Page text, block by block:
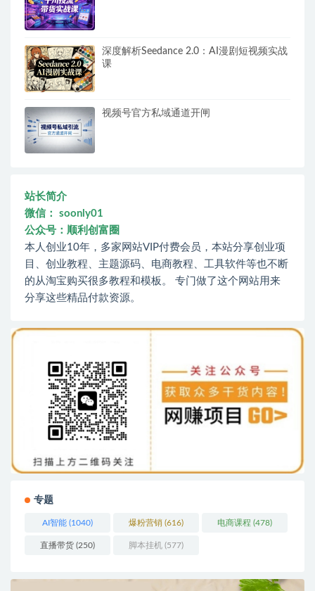
深度解析Seedance 2.0：AI漫剧短视频实战
课
视频号官方私域通道开闸
站长简介
微信： soonly01
公众号：顺利创富圈
本人创业10年，多家网站VIP付费会员，本站分享创业项
目、创业教程、主题源码、电商教程、工具软件等也不断
的从淘宝购买很多教程和模板。 专门做了这个网站用来
分享这些精品付款资源。
专题
AI智能 (1040) 爆粉营销 (616) 电商课程 (478)
直播带货 (250) 脚本挂机 (577)